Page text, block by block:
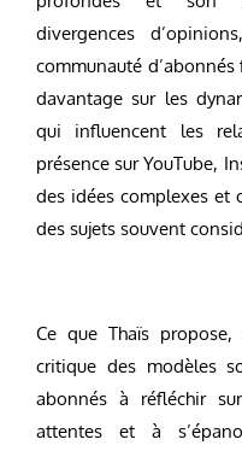
divergences
communauté
davantage sur les
qui influencent les
présence sur YouTube,
des idées complexes et
des sujets souvent
Ce que Thaïs
critique des modèles
abonnés à réfléchir
attentes et à